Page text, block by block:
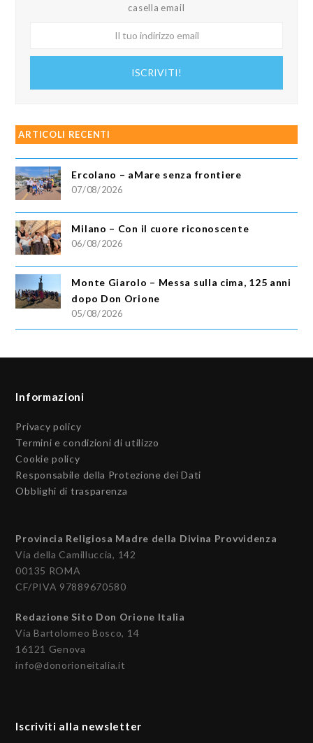
casella email
ISCRIVITI!
ARTICOLI RECENTI
Ercolano – aMare senza frontiere
07/08/2026
Milano – Con il cuore riconoscente
06/08/2026
Monte Giarolo – Messa sulla cima, 125 anni
dopo Don Orione
05/08/2026
Informazioni
Privacy policy
Termini e condizioni di utilizzo
Cookie policy
Responsabile della Protezione dei Dati
Obblighi di trasparenza
Provincia Religiosa Madre della Divina Provvidenza
Via della Camilluccia, 142
00135 ROMA
CF/PIVA 97889670580
Redazione Sito Don Orione Italia
Via Bartolomeo Bosco, 14
16121 Genova
info@donorioneitalia.it
Iscriviti alla newsletter